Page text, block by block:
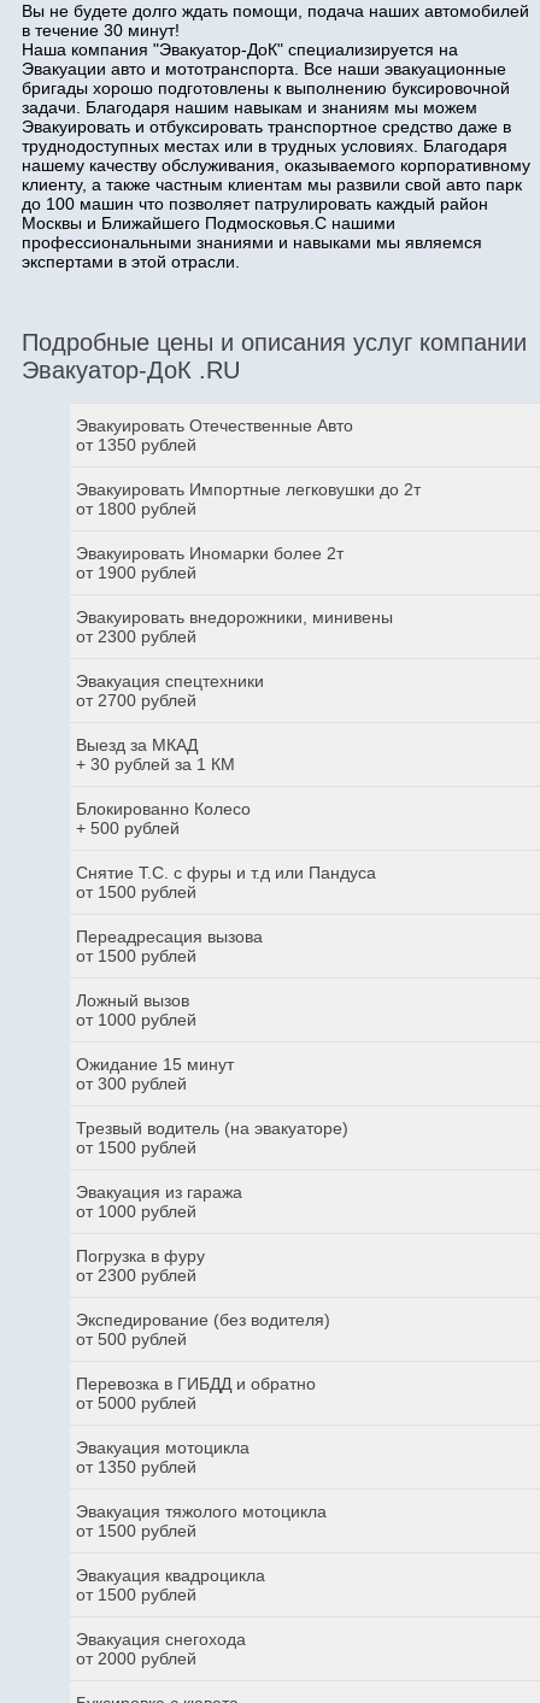
Вы не будете долго ждать помощи, подача наших автомобилей
в течение 30 минут!
Наша компания "Эвакуатор-ДоК" специализируется на
Эвакуации авто и мототранспорта. Все наши эвакуационные
бригады хорошо подготовлены к выполнению буксировочной
задачи. Благодаря нашим навыкам и знаниям мы можем
Эвакуировать и отбуксировать транспортное средство даже в
труднодоступных местах или в трудных условиях. Благодаря
нашему качеству обслуживания, оказываемого корпоративному
клиенту, а также частным клиентам мы развили свой авто парк
до 100 машин что позволяет патрулировать каждый район
Москвы и Ближайшего Подмосковья.С нашими
профессиональными знаниями и навыками мы являемся
экспертами в этой отрасли.
Подробные цены и описания услуг компании
Эвакуатор-ДоК .RU
Эвакуировать Отечественные Авто
от 1350 рублей
Эвакуировать Импортные легковушки до 2т
от 1800 рублей
Эвакуировать Иномарки более 2т
от 1900 рублей
Эвакуировать внедорожники, минивены
от 2300 рублей
Эвакуация спецтехники
от 2700 рублей
Выезд за МКАД
+ 30 рублей за 1 КМ
Блокированно Колесо
+ 500 рублей
Снятие Т.С. с фуры и т.д или Пандуса
от 1500 рублей
Переадресация вызова
от 1500 рублей
Ложный вызов
от 1000 рублей
Ожидание 15 минут
от 300 рублей
Трезвый водитель (на эвакуаторе)
от 1500 рублей
Эвакуация из гаража
от 1000 рублей
Погрузка в фуру
от 2300 рублей
Экспедирование (без водителя)
от 500 рублей
Перевозка в ГИБДД и обратно
от 5000 рублей
Эвакуация мотоцикла
от 1350 рублей
Эвакуация тяжолого мотоцикла
от 1500 рублей
Эвакуация квадроцикла
от 1500 рублей
Эвакуация снегохода
от 2000 рублей